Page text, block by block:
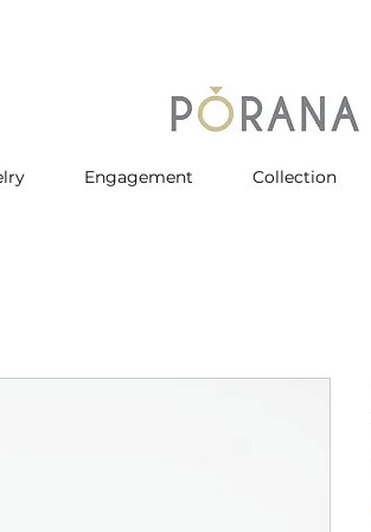
Engagement Collection